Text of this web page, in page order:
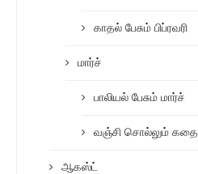
காதல் பேசும் பிப்ரவரி
மார்ச்
பாலியல் பேசும் மார்ச்
வஞ்சி சொல்லும் கதை
ஆகஸ்ட்